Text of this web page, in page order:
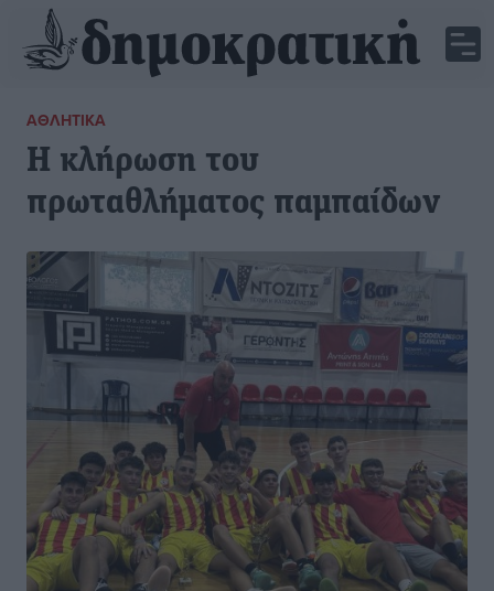
ΑΘΛΗΤΙΚΆ
Η κλήρωση του
πρωταθλήματος παμπαίδων